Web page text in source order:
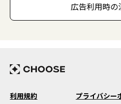
広告利用時の
利用規約 プライバシー